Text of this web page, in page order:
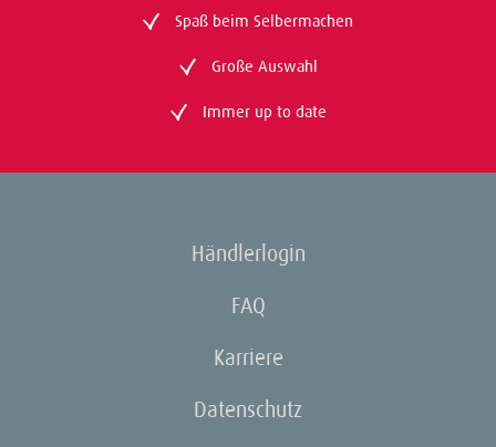
Spaß beim Selbermachen
Große Auswahl
Immer up to date
Händlerlogin
FAQ
Karriere
Datenschutz